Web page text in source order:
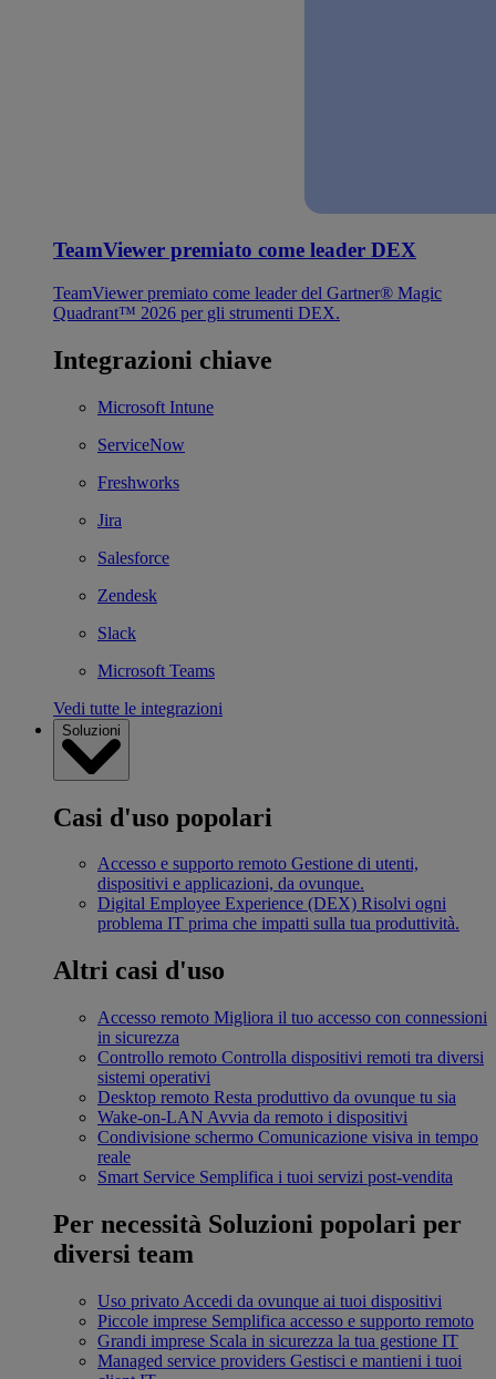
TeamViewer premiato come leader DEX
TeamViewer premiato come leader del Gartner® Magic
Quadrant™ 2026 per gli strumenti DEX.
Integrazioni chiave
Microsoft Intune
ServiceNow
Freshworks
Jira
Salesforce
Zendesk
Slack
Microsoft Teams
Vedi tutte le integrazioni
Soluzioni
Casi d'uso popolari
Accesso e supporto remoto Gestione di utenti,
dispositivi e applicazioni, da ovunque.
Digital Employee Experience (DEX) Risolvi ogni
problema IT prima che impatti sulla tua produttività.
Altri casi d'uso
Accesso remoto Migliora il tuo accesso con connessioni
in sicurezza
Controllo remoto Controlla dispositivi remoti tra diversi
sistemi operativi
Desktop remoto Resta produttivo da ovunque tu sia
Wake-on-LAN Avvia da remoto i dispositivi
Condivisione schermo Comunicazione visiva in tempo
reale
Smart Service Semplifica i tuoi servizi post-vendita
Per necessità Soluzioni popolari per
diversi team
Uso privato Accedi da ovunque ai tuoi dispositivi
Piccole imprese Semplifica accesso e supporto remoto
Grandi imprese Scala in sicurezza la tua gestione IT
Managed service providers Gestisci e mantieni i tuoi